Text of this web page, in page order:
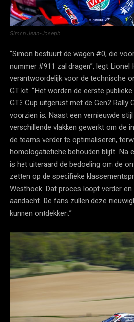
Simon Jean-Joseph
“Simon bestuurt de wagen #0, die
nummer #911 zal dragen”, legt Lionel
verantwoordelijk voor de technische
GT kit. “Het worden de eerste
GT3 Cup uitgerust met de Gen2 Rally
voorzien is. Naast een vernieuwde
verschillende vlakken gewerkt om de
de teams verder te optimaliseren,
homologatiefiche behouden blijft. Na
is het uiteraard de bedoeling om de
zetten op de specifieke
Westhoek. Dat proces loopt verder
aandacht. De fans zullen deze
kunnen ontdekken.”